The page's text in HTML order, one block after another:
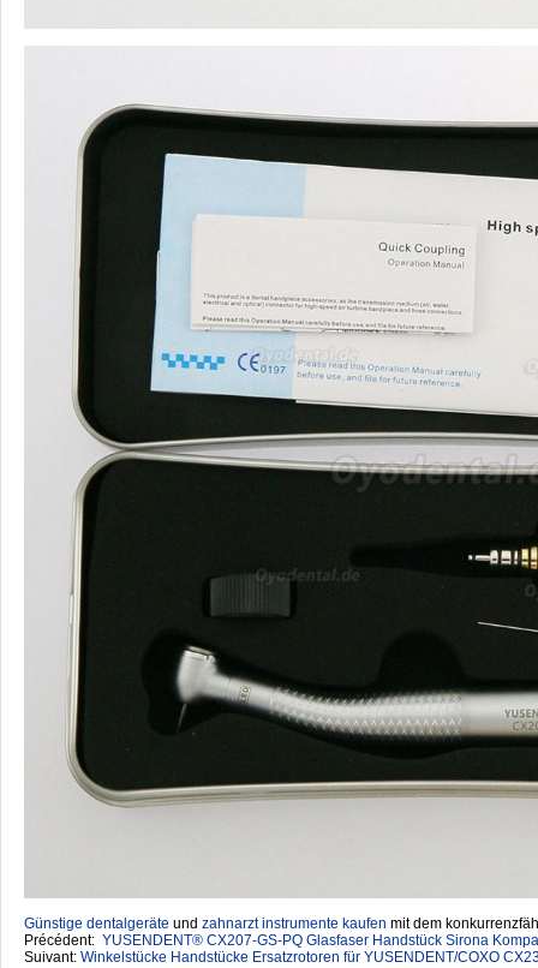
Günstige dentalgeräte ‎ und zahnarzt instrumente kaufen mit dem
Précédent: YUSENDENT® CX207-GS-PQ Glasfaser Handstück Sirona
Suivant: Winkelstücke Handstücke Ersatzrotoren für YUSENDENT/COXO